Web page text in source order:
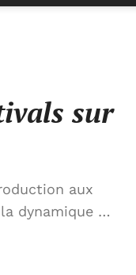
sur
aux
dynamique …